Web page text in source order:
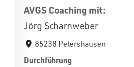
AVGS Coaching mit:
Jörg Scharnweber
85238 Petershausen
Durchführung